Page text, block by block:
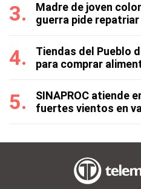
Madre de joven
guerra pide
Tiendas del Pueblo
para comprar
SINAPROC atiende
fuertes vientos en